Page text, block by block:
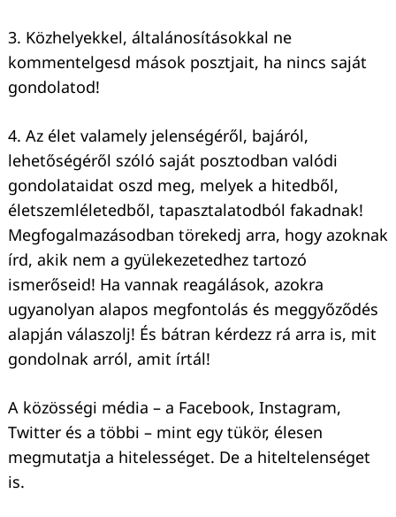
3. Közhelyekkel, általánosításokkal ne
kommentelgesd mások posztjait, ha nincs saját
gondolatod!
4. Az élet valamely jelenségéről, bajáról,
lehetőségéről szóló saját posztodban valódi
gondolataidat oszd meg, melyek a hitedből,
életszemléletedből, tapasztalatodból fakadnak!
Megfogalmazásodban törekedj arra, hogy azoknak
írd, akik nem a gyülekezetedhez tartozó
ismerőseid! Ha vannak reagálások, azokra
ugyanolyan alapos megfontolás és meggyőződés
alapján válaszolj! És bátran kérdezz rá arra is, mit
gondolnak arról, amit írtál!
A közösségi média – a Facebook, Instagram,
Twitter és a többi – mint egy tükör, élesen
megmutatja a hitelességet. De a hiteltelenséget
is.